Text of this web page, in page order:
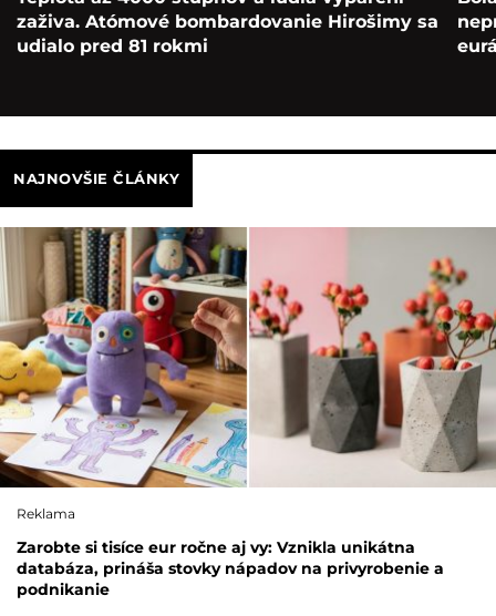
zaživa. Atómové bombardovanie Hirošimy sa
udialo pred 81 rokmi
NAJNOVŠIE ČLÁNKY
Reklama
Zarobte si tisíce eur ročne aj vy: Vznikla unikátna
databáza, prináša stovky nápadov na privyrobenie a
podnikanie